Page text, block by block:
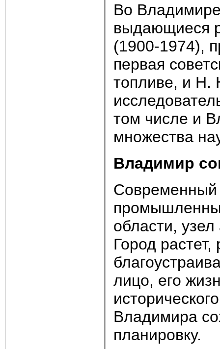
Во
выдающиеся
(1900-1974),
первая
топливе, и Н.
том числе и
множества
Владимир
области,
Город
лицо, его
Владимира
планировку.